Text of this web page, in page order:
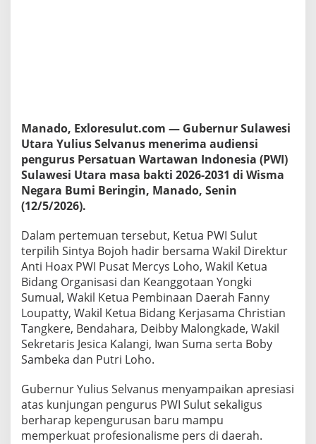
p
r
e
s
i
a
s
P
e
n
g
u
r
u
P
W
I
u
u
t
2
Manado, Exloresulut.com — Gubernur Sulawesi
Utara Yulius Selvanus menerima audiensi
pengurus Persatuan Wartawan Indonesia (PWI)
Sulawesi Utara masa bakti 2026-2031 di Wisma
Negara Bumi Beringin, Manado, Senin
(12/5/2026).
Dalam pertemuan tersebut, Ketua PWI Sulut
terpilih Sintya Bojoh hadir bersama Wakil Direktur
Anti Hoax PWI Pusat Mercys Loho, Wakil Ketua
Bidang Organisasi dan Keanggotaan Yongki
Sumual, Wakil Ketua Pembinaan Daerah Fanny
Loupatty, Wakil Ketua Bidang Kerjasama Christian
Tangkere, Bendahara, Deibby Malongkade, Wakil
Sekretaris Jesica Kalangi, Iwan Suma serta Boby
Sambeka dan Putri Loho.
Gubernur Yulius Selvanus menyampaikan apresiasi
atas kunjungan pengurus PWI Sulut sekaligus
berharap kepengurusan baru mampu
memperkuat profesionalisme pers di daerah.